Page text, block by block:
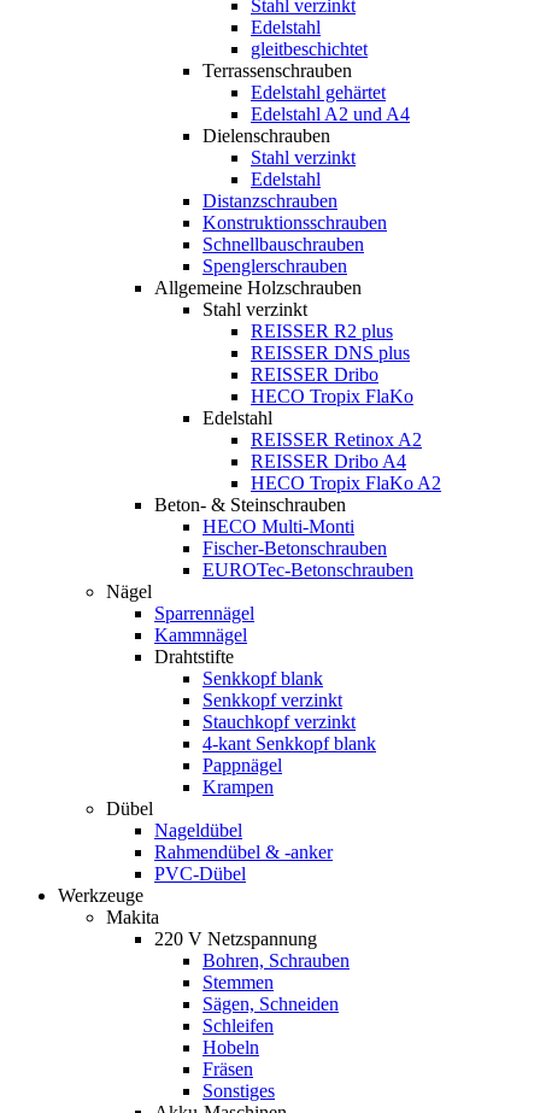
Stahl verzinkt
Edelstahl
gleitbeschichtet
Terrassenschrauben
Edelstahl gehärtet
Edelstahl A2 und A4
Dielenschrauben
Stahl verzinkt
Edelstahl
Distanzschrauben
Konstruktionsschrauben
Schnellbauschrauben
Spenglerschrauben
Allgemeine Holzschrauben
Stahl verzinkt
REISSER R2 plus
REISSER DNS plus
REISSER Dribo
HECO Tropix FlaKo
Edelstahl
REISSER Retinox A2
REISSER Dribo A4
HECO Tropix FlaKo A2
Beton- & Steinschrauben
HECO Multi-Monti
Fischer-Betonschrauben
EUROTec-Betonschrauben
Nägel
Sparrennägel
Kammnägel
Drahtstifte
Senkkopf blank
Senkkopf verzinkt
Stauchkopf verzinkt
4-kant Senkkopf blank
Pappnägel
Krampen
Dübel
Nageldübel
Rahmendübel & -anker
PVC-Dübel
Werkzeuge
Makita
220 V Netzspannung
Bohren, Schrauben
Stemmen
Sägen, Schneiden
Schleifen
Hobeln
Fräsen
Sonstiges